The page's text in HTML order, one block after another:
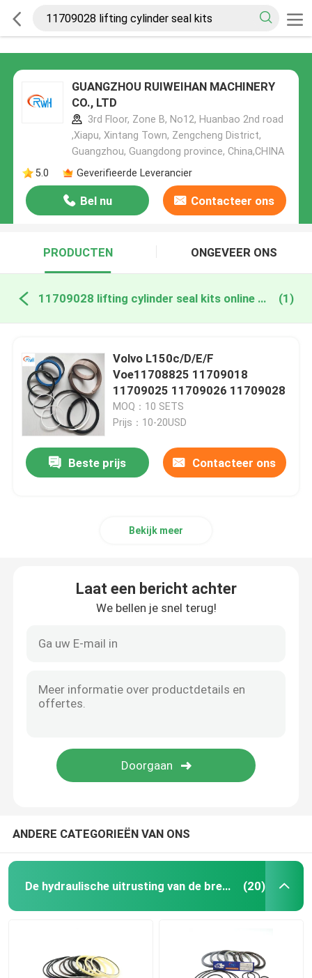
GUANGZHOU RUIWEIHAN MACHINERY
CO., LTD
3rd Floor, Zone B, No12, Huanbao 2nd road
,Xiapu, Xintang Town, Zengcheng District,
Guangzhou, Guangdong province, China,CHINA
5.0
Geverifieerde Leverancier
Bel nu Contacteer ons
PRODUCTEN ONGEVEER ONS
11709028 lifting cylinder seal kits online fabricage (1)
Volvo L150c/D/E/F
Voe11708825 11709018
11709025 11709026 11709028
MOQ：10 SETS
Prijs：10-20USD
Beste prijs Contacteer ons
Bekijk meer
Laat een bericht achter
We bellen je snel terug!
ANDERE CATEGORIEËN VAN ONS
De hydraulische uitrusting van de brekerverbinding (20)